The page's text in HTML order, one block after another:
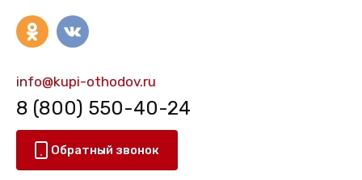
info@kupi-othodov.ru
8 (800) 550-40-24
Обратный звонок